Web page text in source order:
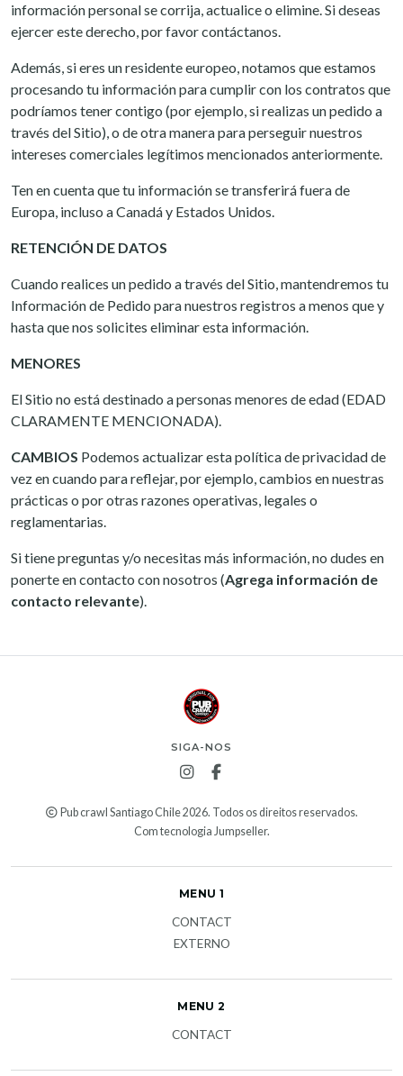
información personal se corrija, actualice o elimine. Si deseas
ejercer este derecho, por favor contáctanos.
Además, si eres un residente europeo, notamos que estamos
procesando tu información para cumplir con los contratos que
podríamos tener contigo (por ejemplo, si realizas un pedido a
través del Sitio), o de otra manera para perseguir nuestros
intereses comerciales legítimos mencionados anteriormente.
Ten en cuenta que tu información se transferirá fuera de
Europa, incluso a Canadá y Estados Unidos.
RETENCIÓN DE DATOS
Cuando realices un pedido a través del Sitio, mantendremos tu
Información de Pedido para nuestros registros a menos que y
hasta que nos solicites eliminar esta información.
MENORES
El Sitio no está destinado a personas menores de edad (EDAD
CLARAMENTE MENCIONADA).
CAMBIOS Podemos actualizar esta política de privacidad de
vez en cuando para reflejar, por ejemplo, cambios en nuestras
prácticas o por otras razones operativas, legales o
reglamentarias.
Si tiene preguntas y/o necesitas más información, no dudes en
ponerte en contacto con nosotros (Agrega información de
contacto relevante).
SIGA-NOS
Pub crawl Santiago Chile 2026. Todos os direitos reservados.
Com tecnologia Jumpseller.
MENU 1
CONTACT
EXTERNO
MENU 2
CONTACT